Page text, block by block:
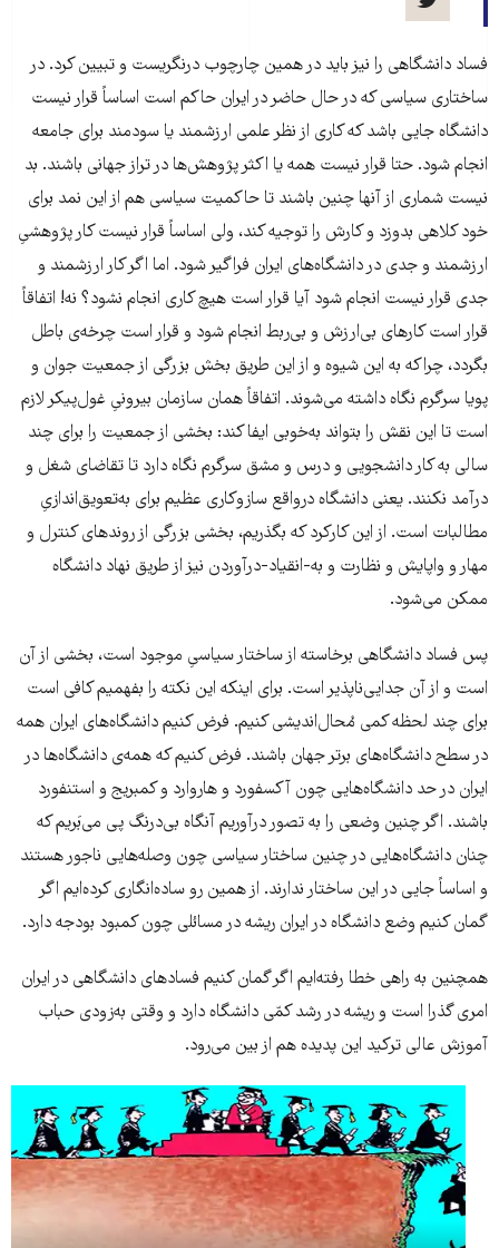
فساد دانشگاهی را نیز باید در همین چارچوب درنگریست و تبیین کرد. در
ساختاری سیاسی که در حال حاضر در ایران حاکم است اساساً قرار نیست
دانشگاه جایی باشد که کاری از نظر علمی ارزشمند یا سودمند برای جامعه
انجام شود. حتا قرار نیست همه یا اکثر پژوهش‌ها در تراز جهانی باشند. بد
نیست شماری از آنها چنین باشند تا حاکمیت سیاسی هم از این نمد برای
خود کلاهی بدوزد و کارش را توجیه کند، ولی اساساً قرار نیست کار پژوهشیِ
ارزشمند و جدی در دانشگاه‌های ایران فراگیر شود. اما اگر کار ارزشمند و
جدی قرار نیست انجام شود آیا قرار است هیچ کاری انجام نشود؟ نه! اتفاقاً
قرار است کارهای بی‌ارزش و بی‌ربط انجام شود و قرار است چرخه‌ی باطل
بگردد، چراکه به این شیوه و از این طریق بخش بزرگی از جمعیت جوان و
پویا سرگرم نگاه داشته می‌شوند. اتفاقاً همان سازمان بیرونیِ غول‌پیکر لازم
است تا این نقش را بتواند به‌خوبی ایفا کند:‌ بخشی از جمعیت را برای چند
سالی به کار دانشجویی و درس و مشق سرگرم نگاه دارد تا تقاضای شغل و
درآمد نکنند. یعنی دانشگاه درواقع سازوکاری عظیم برای به‌تعویق‌اندازیِ
مطالبات است. از این کارکرد که بگذریم، بخشی بزرگی از روندهای کنترل و
مهار و واپایش و نظارت و به‌-انقیاد-درآوردن نیز از طریق نهاد دانشگاه
ممکن می‌شود.
پس فساد دانشگاهی برخاسته از ساختار سیاسیِ موجود است، بخشی از آن
است و از آن جدایی‌ناپذیر است. برای اینکه این نکته را بفهمیم کافی است
برای چند لحظه کمی مُحال‌اندیشی کنیم. فرض کنیم دانشگاه‌های ایران همه
در سطح دانشگاه‌های برتر جهان باشند. فرض کنیم که همه‌ی دانشگاه‌ها در
ایران در حد دانشگاه‌هایی چون آکسفورد و هاروارد و کمبریج و استنفورد
باشند. اگر چنین وضعی را به تصور درآوریم آنگاه بی‌درنگ پی می‌بَریم که
چنان دانشگاه‌هایی در چنین ساختار سیاسی‌ چون وصله‌هایی ناجور هستند
و اساساً جایی در این ساختار ندارند. از همین رو ساده‌انگاری کرده‌ایم اگر
گمان کنیم وضع دانشگاه در ایران ریشه در مسائلی چون کمبود بودجه دارد.
همچنین به راهی خطا رفته‌ایم اگر گمان کنیم فسادهای دانشگاهی در ایران
امری گذرا است و ریشه در رشد کمّی دانشگاه دارد و وقتی به‌زودی حباب
آموزش عالی ترکید این پدیده هم از بین می‌رود.